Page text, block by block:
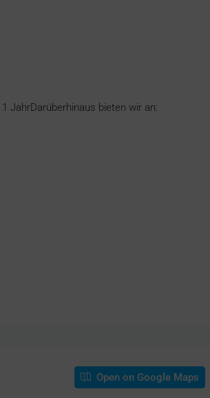
JahrDarüberhinaus bieten wir an:
Open on Google Maps